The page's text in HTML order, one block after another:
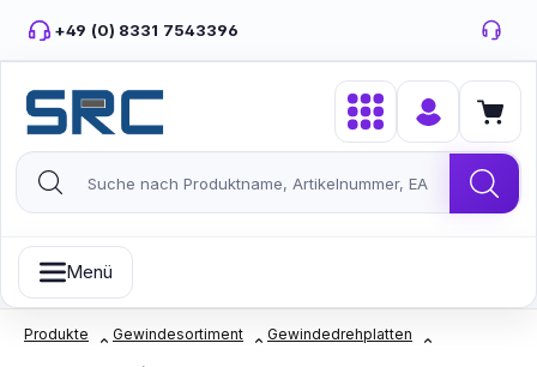
Zum Hauptinhalt springen
+49 (0) 8331 7543396
Menü
Produkte Gewindesortiment Gewindedrehplatten